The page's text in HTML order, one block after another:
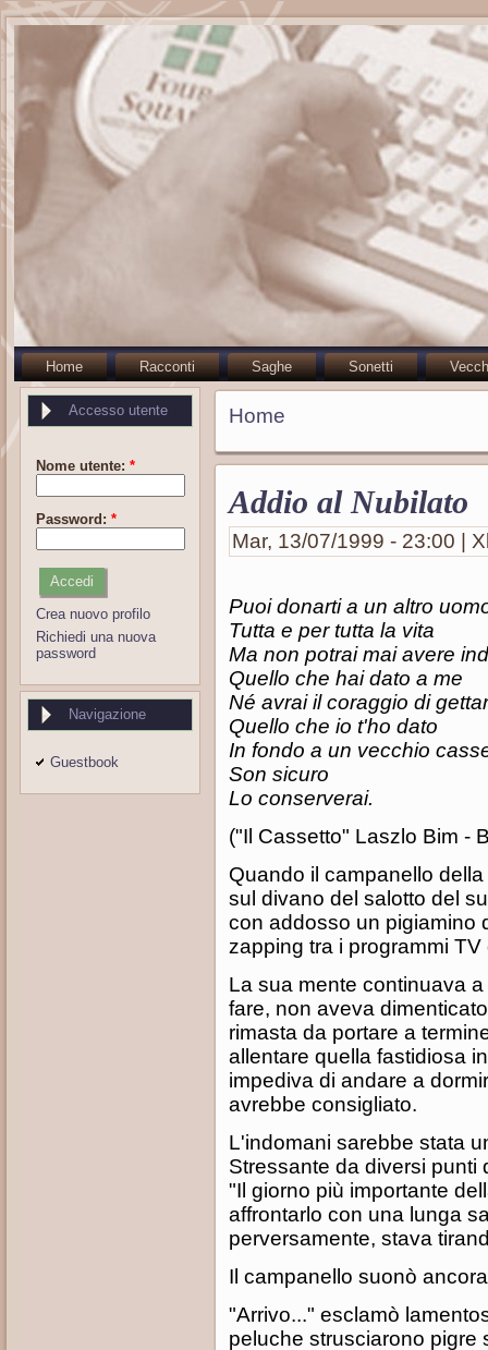
Home Racconti Saghe Sonetti
Accesso utente
Nome utente: *
Password: *
Crea nuovo profilo
Richiedi una nuova
password
Navigazione
Guestbook
Home
Addio al Nubilato
Mar, 13/07/1999 - 23:00 |
Puoi donarti a un altro
Tutta e per tutta la vita
Ma non potrai mai avere
Quello che hai dato a me
Né avrai il coraggio di
Quello che io t'ho dato
In fondo a un vecchio
Son sicuro
Lo conserverai.
("Il Cassetto" Laszlo Bim -
Quando il campanello
sul divano del salotto del
con addosso un pigiamino
zapping tra i programmi
La sua mente continuava
fare, non aveva
rimasta da portare a
allentare quella fastidiosa
impediva di andare a
avrebbe consigliato.
L'indomani sarebbe stata
Stressante da diversi punti
"Il giorno più importante
affrontarlo con una lunga
perversamente, stava
Il campanello suonò
"Arrivo..." esclamò
peluche strusciarono pigre